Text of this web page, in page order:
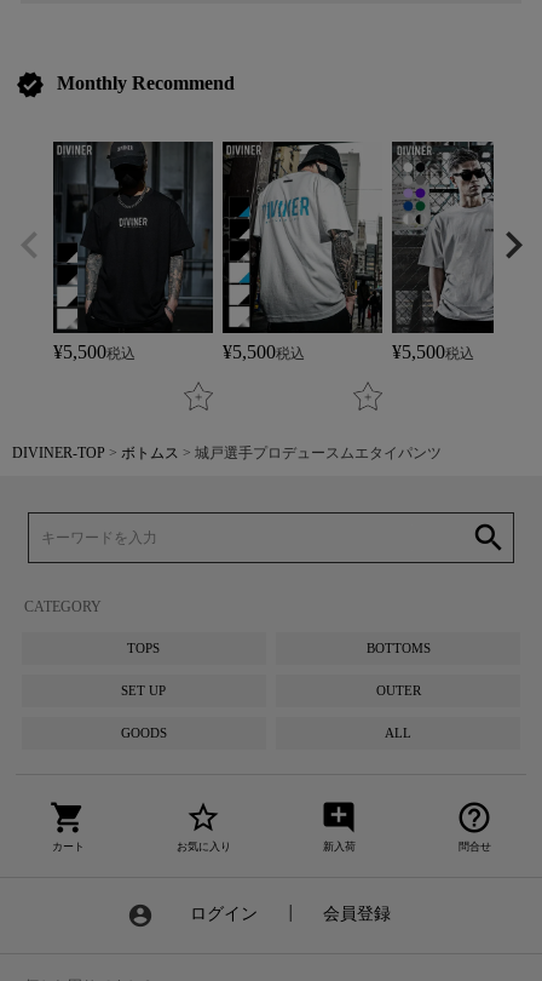
verified Monthly Recommend
¥5,500税込 ¥5,500税込 ¥5,500税込
DIVINER-TOP ボトムス 城戸選手プロデュースムエタイパンツ
search
CATEGORY
TOPS BOTTOMS
SET UP OUTER
GOODS ALL
shopping_cart
カート
star_border
お気に入り
add_comment
新入荷
help_outline
問合せ
account_circle ログイン 会員登録